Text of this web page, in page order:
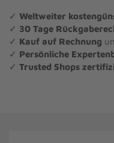
✓ Weltweiter
✓ 30 Tage
✓ Kauf auf Rechnung
✓ Persönliche
✓ Trusted Shops